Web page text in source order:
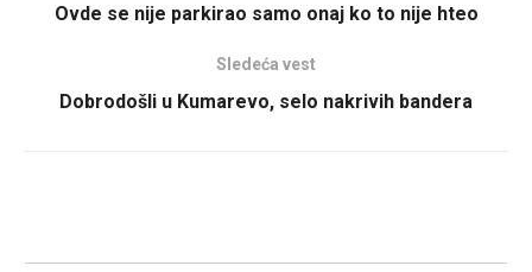
Ovde se nije parkirao samo onaj ko to nije hteo
Sledeća vest
Dobrodošli u Kumarevo, selo nakrivih bandera